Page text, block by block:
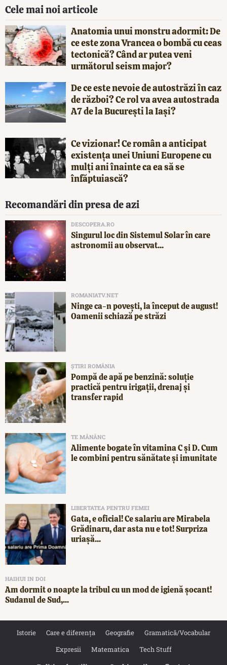
Cele mai noi articole
Anatomia unui monstru adormit: De
ce este zona Vrancea o bombă cu ceas
tectonică? Când ar putea veni
următorul seism major?
De ce este nevoie de autostrăzi în caz
de război? Ce rol va avea autostrada
A7 de la București la Iași?
Ce vizionar! Ce român a anticipat
existența unei Uniuni Europene cu
mulți ani înainte ca ea să se
înfăptuiască?
Recomandări din presa de azi
DESCOPERA.RO
Singurul loc din Sistemul Solar în care
astronomii au observat...
ROMANIATV.NET
Ninge ca-n povești, la început de august!
Oamenii schiază pe străzi
ȘTIRI ROMÂNIA
Pompă de apă pe benzină: soluție
practică pentru irigații, drenaj și
transfer rapid
TE MĂNÂNC
Alimente bogate în vitamina C și D. Cum
le combini pentru sănătate și imunitate
LIBERTATEA PENTRU FEMEI
Gata, e oficial! Ce salariu are Mirabela
Grădinaru, dar asta nu e tot! Surpriza
uriașă...
HAIHUI IN DOI
Am dormit o noapte la tribul cu un mod de igienă șocant!
Sudanul de Sud,...
Istorie Care e diferența Geografie
Gramatică/Vocabular
Expresii
Matematica Tech Stuff